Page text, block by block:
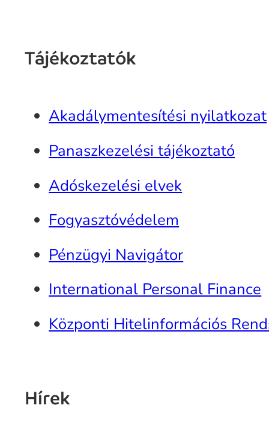
Tájékoztatók
Akadálymentesítési nyilatkozat
Panaszkezelési tájékoztató
Adóskezelési elvek
Fogyasztóvédelem
Pénzügyi Navigátor
International Personal Finance
Központi Hitelinformációs
Hírek